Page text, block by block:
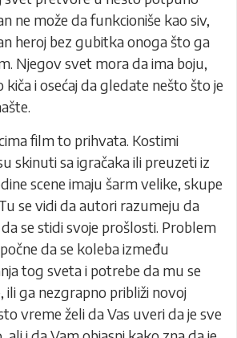
ne može da funkcioniše kao siv,
heroj bez gubitka onoga što ga
Njegov svet mora da ima boju,
i osećaj da gledate nešto što je
film to prihvata. Kostimi
skinuti sa igračaka ili preuzeti iz
scene imaju šarm velike, skupe
se vidi da autori razumeju da
se stidi svoje prošlosti. Problem
da se koleba između
tog sveta i potrebe da mu se
ili ga nezgrapno približi novoj
vreme želi da Vas uveri da je sve